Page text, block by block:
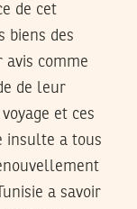
de cet
biens des
avis comme
de leur
et ces
insulte a tous
a savoir